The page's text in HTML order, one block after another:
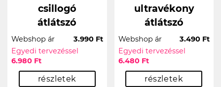
csillogó
átlátszó
Webshop ár
3.990 Ft
Egyedi tervezéssel
6.980 Ft
részletek
ultravékony
átlátszó
Webshop ár
3.490 Ft
Egyedi tervezéssel
6.480 Ft
részletek